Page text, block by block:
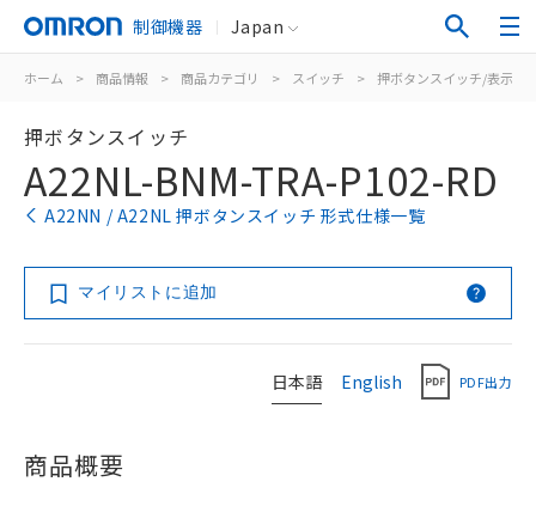
制御機器 Japan
ホーム > 商品情報 > 商品カテゴリ > スイッチ > 押ボタンスイッチ/表示灯
押ボタンスイッチ
A22NL-BNM-TRA-P102-RD
A22NN / A22NL 押ボタンスイッチ 形式仕様一覧
マイリストに追加
日本語 English PDF出力
商品概要